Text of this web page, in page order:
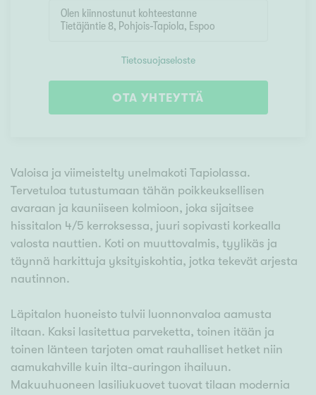
Tietosuojaseloste
OTA YHTEYTTÄ
Valoisa ja viimeistelty unelmakoti Tapiolassa.
Tervetuloa tutustumaan tähän poikkeuksellisen
avaraan ja kauniiseen kolmioon, joka sijaitsee
hissitalon 4/5 kerroksessa, juuri sopivasti korkealla
valosta nauttien. Koti on muuttovalmis, tyylikäs ja
täynnä harkittuja yksityiskohtia, jotka tekevät arjesta
nautinnon.
Läpitalon huoneisto tulvii luonnonvaloa aamusta
iltaan. Kaksi lasitettua parveketta, toinen itään ja
toinen länteen tarjoten omat rauhalliset hetket niin
aamukahville kuin ilta-auringon ihailuun.
Makuuhuoneen lasiliukuovet tuovat tilaan modernia